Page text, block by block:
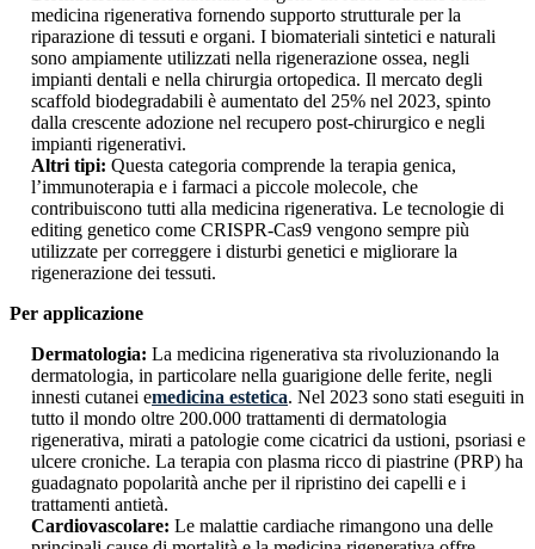
medicina rigenerativa fornendo supporto strutturale per la
riparazione di tessuti e organi. I biomateriali sintetici e naturali
sono ampiamente utilizzati nella rigenerazione ossea, negli
impianti dentali e nella chirurgia ortopedica. Il mercato degli
scaffold biodegradabili è aumentato del 25% nel 2023, spinto
dalla crescente adozione nel recupero post-chirurgico e negli
impianti rigenerativi.
Altri tipi: Questa categoria comprende la terapia genica,
l’immunoterapia e i farmaci a piccole molecole, che
contribuiscono tutti alla medicina rigenerativa. Le tecnologie di
editing genetico come CRISPR-Cas9 vengono sempre più
utilizzate per correggere i disturbi genetici e migliorare la
rigenerazione dei tessuti.
Per applicazione
Dermatologia: La medicina rigenerativa sta rivoluzionando la
dermatologia, in particolare nella guarigione delle ferite, negli
innesti cutanei emedicina estetica. Nel 2023 sono stati eseguiti in
tutto il mondo oltre 200.000 trattamenti di dermatologia
rigenerativa, mirati a patologie come cicatrici da ustioni, psoriasi e
ulcere croniche. La terapia con plasma ricco di piastrine (PRP) ha
guadagnato popolarità anche per il ripristino dei capelli e i
trattamenti antietà.
Cardiovascolare: Le malattie cardiache rimangono una delle